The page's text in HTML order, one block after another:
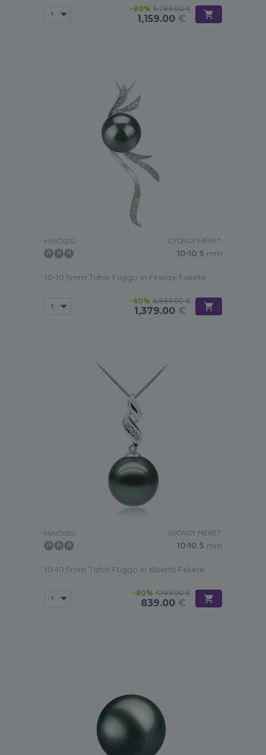
-80% 5,799.00 €
1,159.00 €
MINŐSÉG: GYÖNGY MÉRET:
10-10.5 mm
10-10.5mm Tahiti Függo in Firenze Fekete
-80% 6,899.00 €
1,379.00 €
MINŐSÉG: GYÖNGY MÉRET:
10-10.5 mm
10-10.5mm Tahiti Függo in Kísértő Fekete
-80% 4,199.00 €
839.00 €